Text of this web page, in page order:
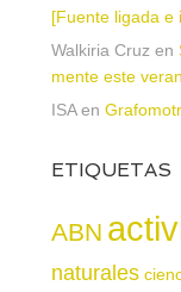
[Fuente ligada e
Walkiria Cruz en
mente este
ISAen
ETIQUETAS
ABN
naturales